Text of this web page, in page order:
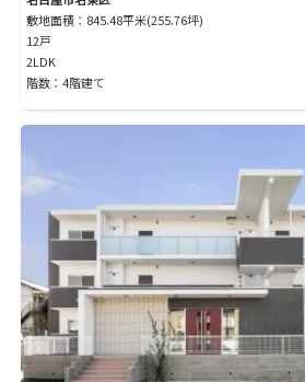
敷地面積：845.48平米(255.76坪)
12戸
2LDK
階数：4階建て